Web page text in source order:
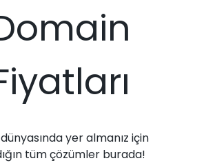
yer almanız için
tüm çözümler burada!